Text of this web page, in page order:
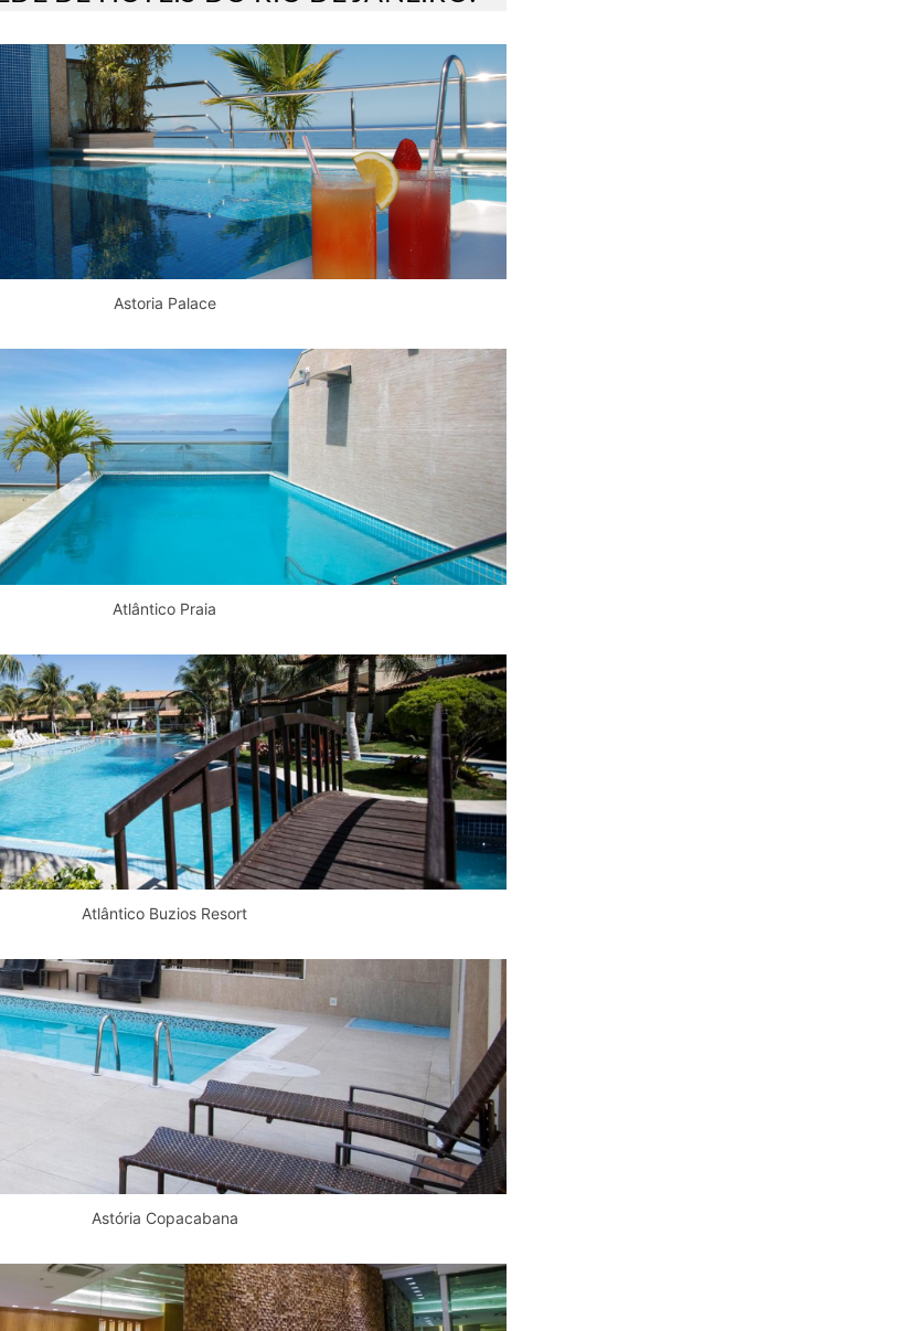
Astoria Palace
Atlântico Praia
Atlântico Buzios Resort
Astória Copacabana